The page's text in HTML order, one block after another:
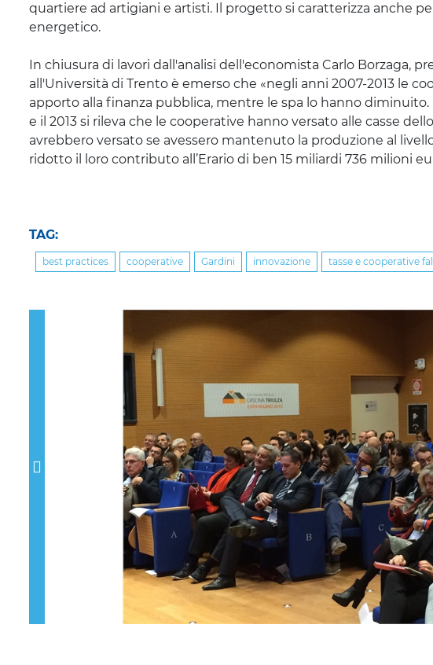
quartiere ad artigiani e artisti. Il progetto si caratterizza anche
energetico.
In chiusura di lavori dall'analisi dell'economista Carlo Borzaga,
all'Università di Trento è emerso che «negli anni 2007-2013 le
apporto alla finanza pubblica, mentre le spa lo hanno
e il 2013 si rileva che le cooperative hanno versato alle casse
avrebbero versato se avessero mantenuto la produzione al
ridotto il loro contributo all’Erario di ben 15 miliardi 736 milioni
TAG:
best practices cooperative Gardini innovazione tasse e cooperative